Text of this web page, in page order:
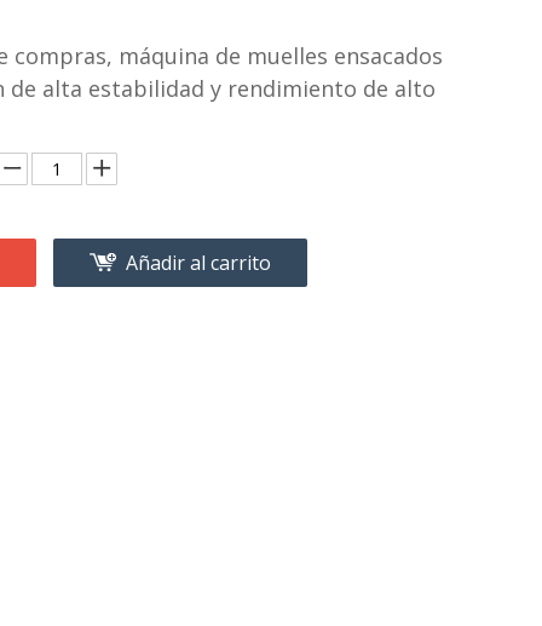
compras, máquina de muelles ensacados
de alta estabilidad y rendimiento de alto
Añadir al carrito